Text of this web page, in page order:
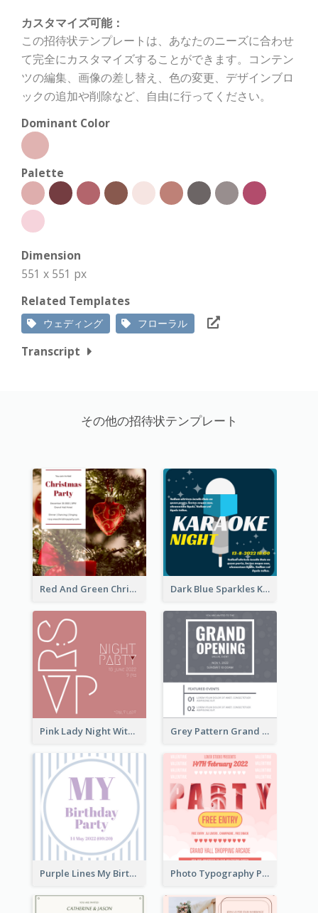
カスタマイズ可能：
この招待状テンプレートは、あなたのニーズに合わせ
て完全にカスタマイズすることができます。コンテン
ツの編集、画像の差し替え、色の変更、デザインブロ
ックの追加や削除など、自由に行ってください。
Dominant Color
Palette
Dimension
551 x 551 px
Related Templates
ウェディング フローラル
Transcript
その他の招待状テンプレート
Red And Green Christmas Tree Christmas Party Invitation Dark Blue Sparkles Karaoke Night Invitation
Pink Lady Night With Drinks Invitation Grey Pattern Grand Opening Invitation 2020
Purple Lines My Birthday Party Celebration Invitation Photo Typography Party Invitation Design Templates